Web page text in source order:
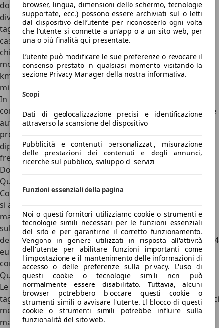
browser, lingua, dimensioni dello schermo, tecnologie
supportate, ecc.) possono essere archiviati sul o letti
dal dispositivo dell’utente per riconoscerlo ogni volta
che l’utente si connette a un’app o a un sito web, per
una o più finalità qui presentate.
L’utente può modificare le sue preferenze o revocare il
consenso prestato in qualsiasi momento visitando la
sezione Privacy Manager della nostra informativa.
Scopi
Dati di geolocalizzazione precisi e identificazione
attraverso la scansione del dispositivo
Pubblicità e contenuti personalizzati, misurazione
delle prestazioni dei contenuti e degli annunci,
ricerche sul pubblico, sviluppo di servizi
Funzioni essenziali della pagina
Noi o questi fornitori utilizziamo cookie o strumenti e
tecnologie simili necessari per le funzioni essenziali
del sito e per garantirne il corretto funzionamento.
Vengono in genere utilizzati in risposta all'attività
dell'utente per abilitare funzioni importanti come
l'impostazione e il mantenimento delle informazioni di
accesso o delle preferenze sulla privacy. L'uso di
questi cookie o tecnologie simili non può
normalmente essere disabilitato. Tuttavia, alcuni
browser potrebbero bloccare questi cookie o
strumenti simili o avvisare l'utente. Il blocco di questi
cookie o strumenti simili potrebbe influire sulla
funzionalità del sito web.
dopo 4 anni dall’immatricolazione, e successivamente
diventano 2 anni. Per sapere ogni quanti km si fa il
tagliando auto bisogna fare riferimento a quello che la
casa costruttrice scrive nel libretto d’uso. Di solito, i
chilometri sono compresi tra i 15.000 e i 30.000. Per i
modelli più recenti, in alcuni casi, la soglia è ogni 35.000
km. È pur vero che, se non si raggiunge il chilometraggio
minimo, viene indicato anche un limite di tempo.
In linea di massima, tutte le case automobilistiche
consigliano di effettuare i tagliandi di manutenzione per le
auto elettriche ogni dodici mesise si vuole mantenere le
prestazioni del veicolo al massimo livello. Tuttavia, molto
dipende dalla percorrenza annuale: più aumenta e più di
frequente va effettuata la manutenzione.
Domande e risposte
Quanto costa la manutenzione delle auto elettriche?
Confrontando auto elettrica e benzina, per alcuni modelli
si arriva anche ad un risparmio del 75% per la
manutenzione ordinaria nei primi 6 anni, mentre la media
sul risparmio è del 42%: in media, per la manutenzione
delle auto elettriche si pagano 182 euro l’anno, contro i 314
euro l’anno per quelle equivalenti con motore a
combustione interna.
Quando fare il tagliando all’auto elettrica?
Le case automobilistiche consigliano di effettuare i
tagliandi di manutenzione per le auto elettriche ogni dodici
mesi oppure tra i 15.000 e i 30.000 km, se si vuole
mantenere le prestazioni del veicolo al massimo livello.